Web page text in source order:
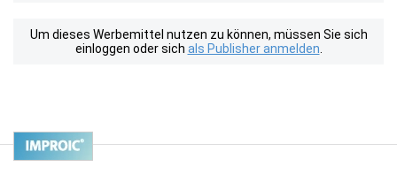
Um dieses Werbemittel nutzen zu können, müssen Sie sich
einloggen oder sich als Publisher anmelden